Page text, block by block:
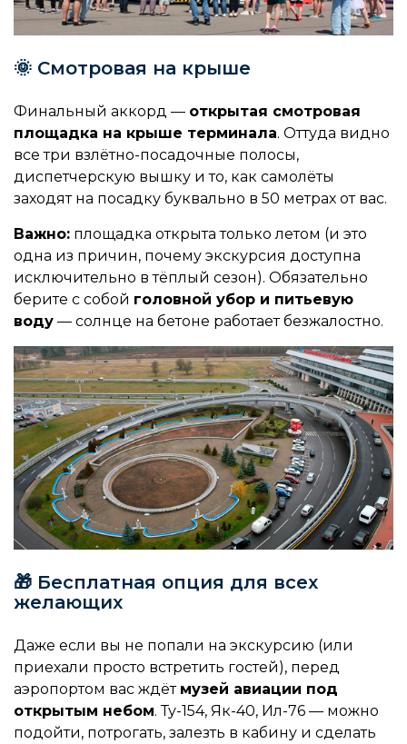
🌞 Смотровая на крыше
Финальный аккорд — открытая смотровая
площадка на крыше терминала. Оттуда видно
все три взлётно-посадочные полосы,
диспетчерскую вышку и то, как самолёты
заходят на посадку буквально в 50 метрах от вас.
Важно: площадка открыта только летом (и это
одна из причин, почему экскурсия доступна
исключительно в тёплый сезон). Обязательно
берите с собой головной убор и питьевую
воду — солнце на бетоне работает безжалостно.
🎁 Бесплатная опция для всех
желающих
Даже если вы не попали на экскурсию (или
приехали просто встретить гостей), перед
аэропортом вас ждёт музей авиации под
открытым небом. Ту-154, Як-40, Ил-76 — можно
подойти, потрогать, залезть в кабину и сделать